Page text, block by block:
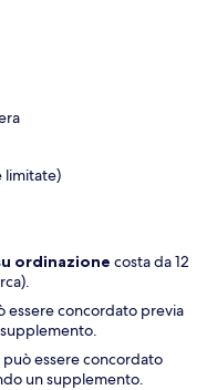
limitate)
ordinazione costa da 12
essere concordato previa
può essere concordato
un supplemento.